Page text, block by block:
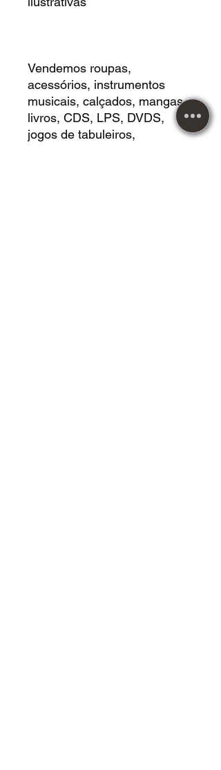
Vendemos roupas,
acessórios, instrumentos
musicais, calçados, mangas,
livros, CDS, LPS, DVDS,
jogos de tabuleiros,